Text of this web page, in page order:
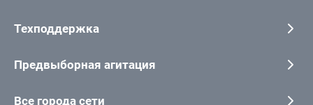
Техподдержка
Предвыборная агитация
Все города сети